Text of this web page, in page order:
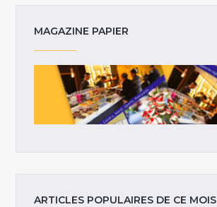
MAGAZINE PAPIER
ARTICLES POPULAIRES DE CE MOIS